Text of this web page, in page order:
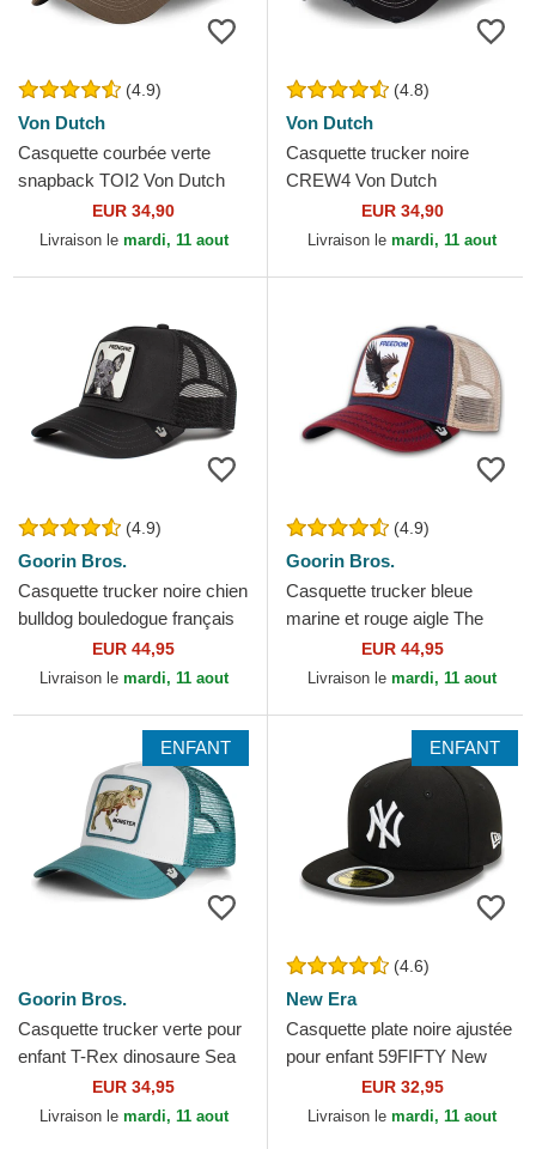
(4.9)
Von Dutch
Casquette courbée verte
snapback TOI2 Von Dutch
EUR 34,90
Livraison le mardi, 11 aout
(4.8)
Von Dutch
Casquette trucker noire
CREW4 Von Dutch
EUR 34,90
Livraison le mardi, 11 aout
(4.9)
Goorin Bros.
Casquette trucker noire chien
bulldog bouledogue français
Frenchie The Farm Goorin
Bros.
EUR 44,95
Livraison le mardi, 11 aout
(4.9)
Goorin Bros.
Casquette trucker bleue
marine et rouge aigle The
Freedom Eagle The Farm
Goorin Bros.
EUR 44,95
Livraison le mardi, 11 aout
ENFANT
Goorin Bros.
Casquette trucker verte pour
enfant T-Rex dinosaure Sea
Monster The Farm Goorin
Bros.
EUR 34,95
Livraison le mardi, 11 aout
ENFANT
(4.6)
New Era
Casquette plate noire ajustée
pour enfant 59FIFTY New
York Yankees MLB New Era
EUR 32,95
Livraison le mardi, 11 aout